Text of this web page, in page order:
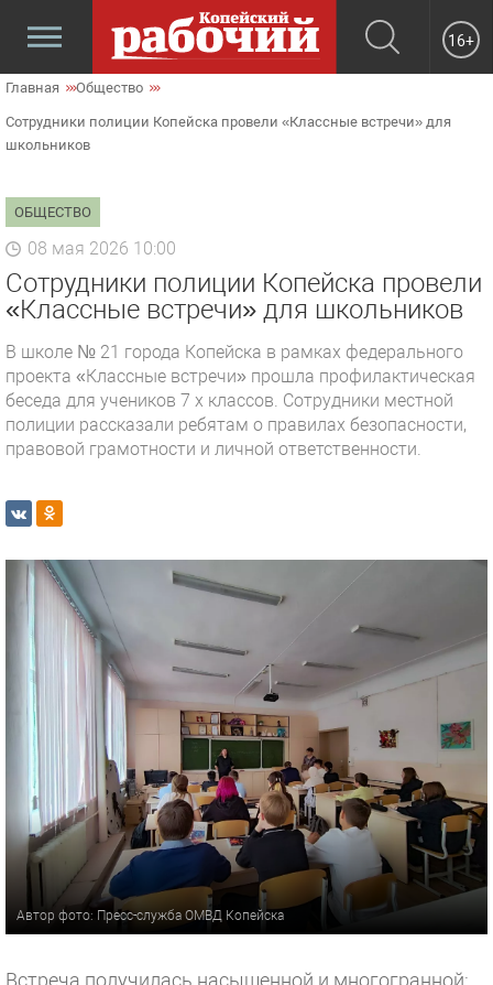
16+
Главная Общество
Сотрудники полиции Копейска провели «Классные встречи» для
школьников
ОБЩЕСТВО
08 мая 2026 10:00
Сотрудники полиции Копейска провели
«Классные встречи» для школьников
В школе № 21 города Копейска в рамках федерального
проекта «Классные встречи» прошла профилактическая
беседа для учеников 7 х классов. Сотрудники местной
полиции рассказали ребятам о правилах безопасности,
правовой грамотности и личной ответственности.
Автор фото: Пресс-служба ОМВД Копейска
Встреча получилась насыщенной и многогранной: